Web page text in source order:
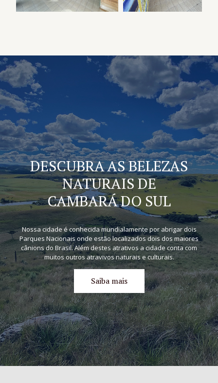
DESCUBRA AS BELEZAS
NATURAIS DE
CAMBARÁ DO SUL
Nossa cidade é conhecida mundialamente por abrigar dois
Parques Nacionais onde estão localizados dois dos maiores
cânions do Brasil. Além destes atrativos a cidade conta com
muitos outros atravivos naturais e culturais.
Saiba mais